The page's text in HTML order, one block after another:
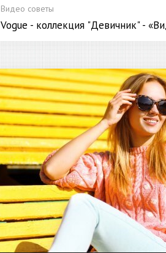
Видео советы
Vogue - коллекция "Девичник" -